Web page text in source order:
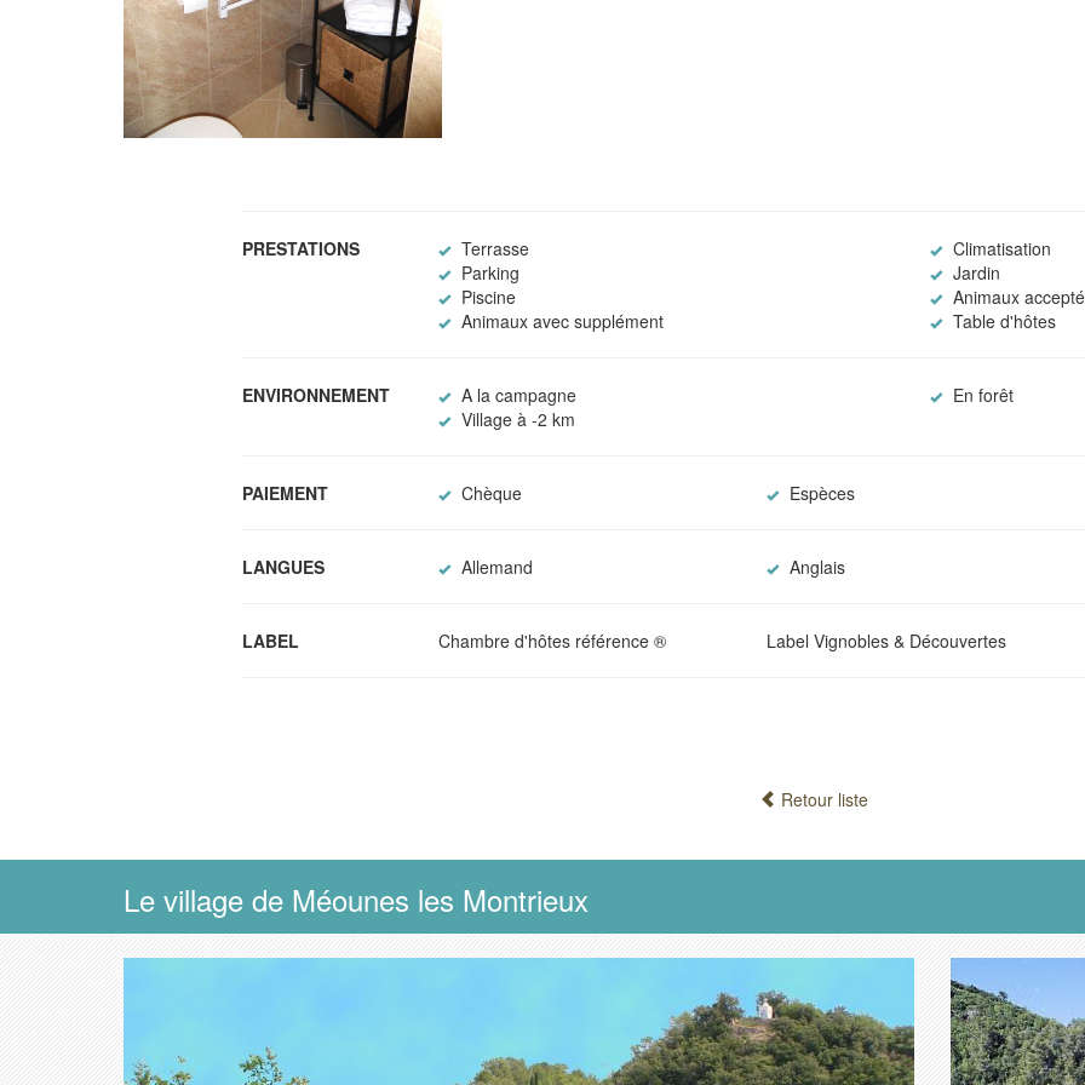
PRESTATIONS Terrasse
Climatisation
Parking
Jardin
Piscine
Animaux
Animaux avec supplément
Table d'hôtes
ENVIRONNEMENT A la campagne
En forêt
Village à -2 km
PAIEMENT Chèque Espèces
LANGUES Allemand Anglais
LABEL Chambre d'hôtes référence ® Label Vignobles & Découvertes
Retour liste
Le village de Méounes les Montrieux